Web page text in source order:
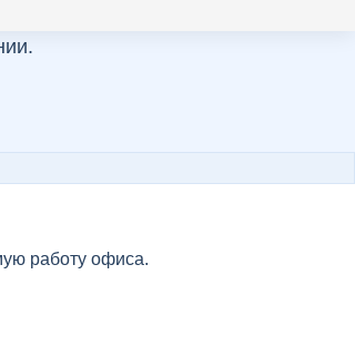
работу офиса.